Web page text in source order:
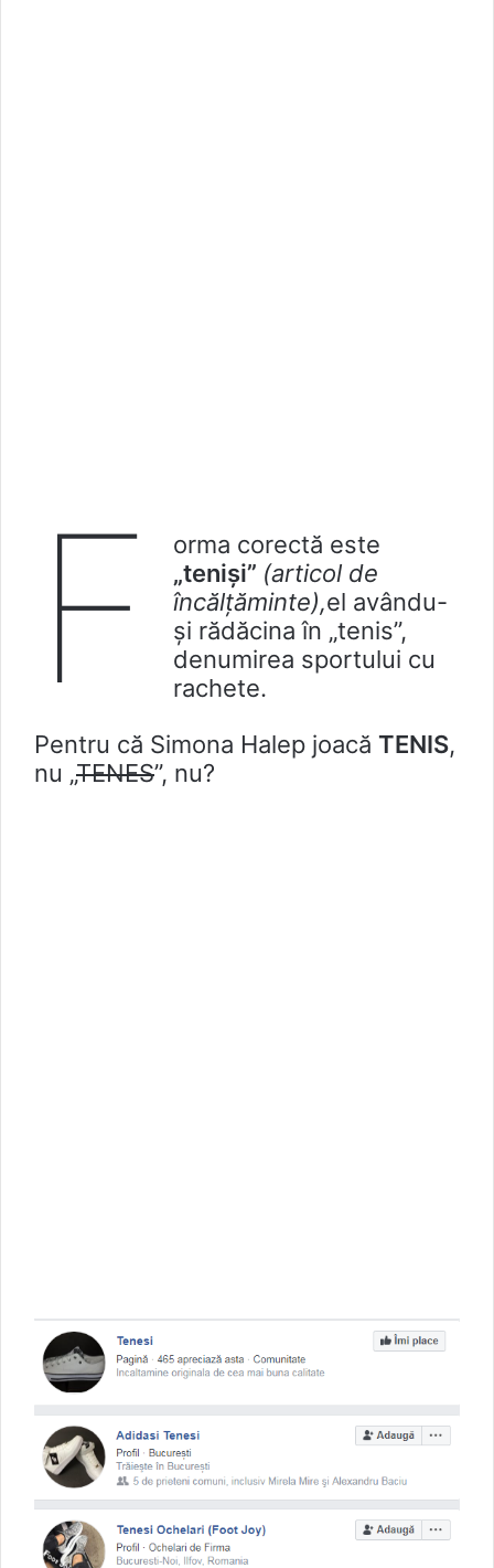
F
orma corectă este
„teniși” (articol de
încălțăminte),el avându-
și rădăcina în „tenis”,
denumirea sportului cu
rachete.
Pentru că Simona Halep joacă TENIS,
nu „TENES”, nu?